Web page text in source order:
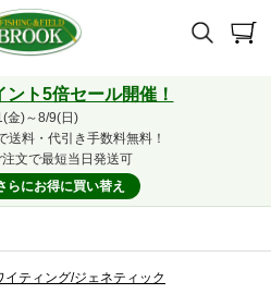
ト5倍セール開催！
金)～8/9(日)
送料・代引き手数料無料！
文で最短当日発送可
らにお得に買い替え
イティング/ジェネティック